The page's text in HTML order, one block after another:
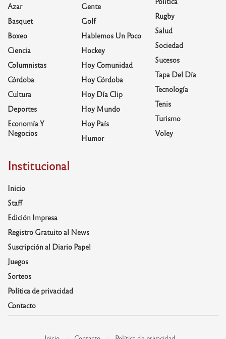
Azar
Basquet
Boxeo
Ciencia
Columnistas
Córdoba
Cultura
Deportes
Economía Y
Negocios
Gente
Golf
Hablemos Un Poco
Hockey
Hoy Comunidad
Hoy Córdoba
Hoy Día Clip
Hoy Mundo
Hoy País
Humor
Rugby
Salud
Sociedad
Sucesos
Tapa Del Día
Tecnología
Tenis
Turismo
Voley
Institucional
Inicio
Staff
Edición Impresa
Registro Gratuito al News
Suscripción al Diario Papel
Juegos
Sorteos
Política de privacidad
Contacto